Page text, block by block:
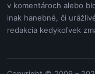
v komentároch alebo
inak hanebné, či
redakcia kedykoľvek